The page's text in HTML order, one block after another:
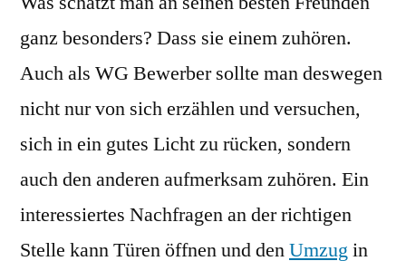
ganz besonders? Dass sie einem zuhören.
Auch als WG Bewerber sollte man deswegen
nicht nur von sich erzählen und versuchen,
sich in ein gutes Licht zu rücken, sondern
auch den anderen aufmerksam zuhören. Ein
interessiertes Nachfragen an der richtigen
Stelle kann Türen öffnen und denUmzugin